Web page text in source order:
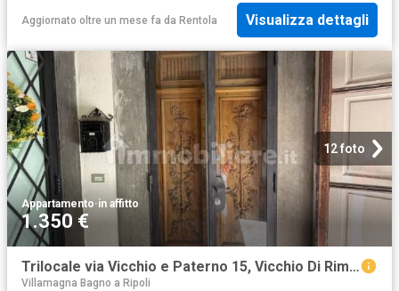
Aggiornato oltre un mese fa da Rentola Visualizza dettagli
12 foto
Appartamento·in affitto
1.350 €
Trilocale via Vicchio e Paterno 15, Vicchio Di Rimaggio, Bagno a Ripoli
Villamagna Bagno a Ripoli